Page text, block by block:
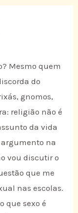
Mesmo quem
do
gnomos,
religião não é
da vida
na
vou discutir o
que me
nas escolas.
que sexo é